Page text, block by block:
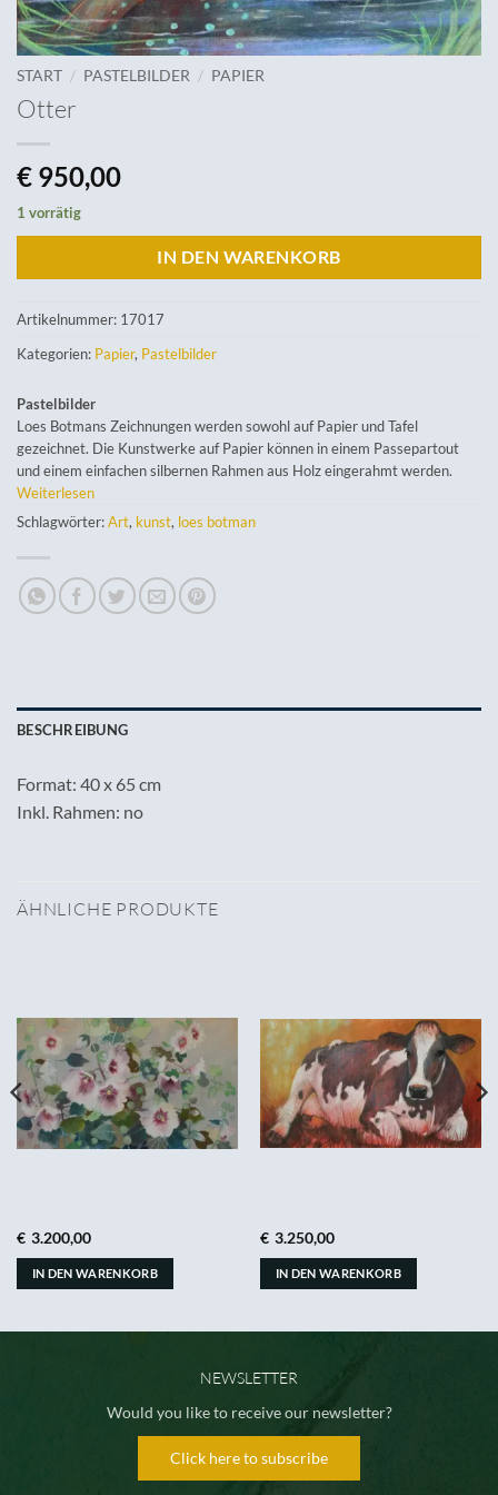
START / PASTELBILDER / PAPIER
Otter
€ 950,00
1 vorrätig
IN DEN WARENKORB
Artikelnummer: 17017
Kategorien: Papier, Pastelbilder
Pastelbilder
Loes Botmans Zeichnungen werden sowohl auf Papier und Tafel
gezeichnet. Die Kunstwerke auf Papier können in einem Passepartout
und einem einfachen silbernen Rahmen aus Holz eingerahmt werden.
Weiterlesen
Schlagwörter:Art, kunst, loes botman
BESCHREIBUNG
Format: 40 x 65 cm
Inkl. Rahmen: no
ÄHNLICHE PRODUKTE
€ 3.200,00
IN DEN WARENKORB
€ 3.250,00
IN DEN WARENKORB
NEWSLETTER
Would you like to receive our newsletter?
Click here to subscribe